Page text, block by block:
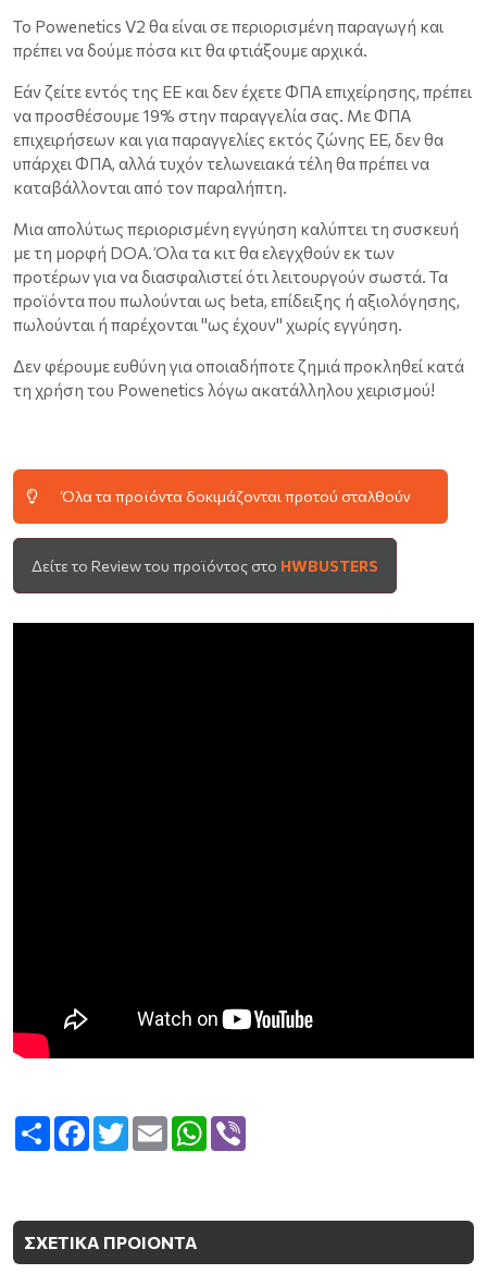
Το Powenetics V2 θα είναι σε περιορισμένη παραγωγή και
πρέπει να δούμε πόσα κιτ θα φτιάξουμε αρχικά.
Εάν ζείτε εντός της ΕΕ και δεν έχετε ΦΠΑ επιχείρησης, πρέπει
να προσθέσουμε 19% στην παραγγελία σας. Με ΦΠΑ
επιχειρήσεων και για παραγγελίες εκτός ζώνης ΕΕ, δεν θα
υπάρχει ΦΠΑ, αλλά τυχόν τελωνειακά τέλη θα πρέπει να
καταβάλλονται από τον παραλήπτη.
Μια απολύτως περιορισμένη εγγύηση καλύπτει τη συσκευή
με τη μορφή DOA. Όλα τα κιτ θα ελεγχθούν εκ των
προτέρων για να διασφαλιστεί ότι λειτουργούν σωστά. Τα
προϊόντα που πωλούνται ως beta, επίδειξης ή αξιολόγησης,
πωλούνται ή παρέχονται "ως έχουν" χωρίς εγγύηση.
Δεν φέρουμε ευθύνη για οποιαδήποτε ζημιά προκληθεί κατά
τη χρήση του Powenetics λόγω ακατάλληλου χειρισμού!
Όλα τα προϊόντα δοκιμάζονται προτού σταλθούν
Δείτε το Review του προϊόντος στο HWBUSTERS
ShareFacebook
TwitterEmail WhatsApp
ΣΧΕΤΙΚΑ ΠΡΟΙΟΝΤΑ